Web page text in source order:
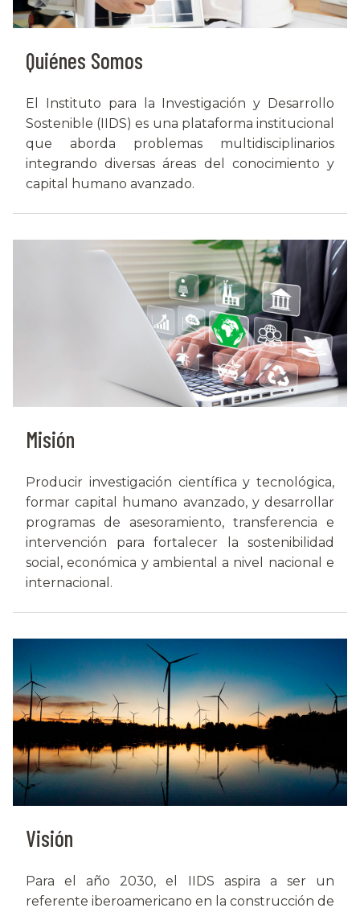
Quiénes Somos
El Instituto para la Investigación y Desarrollo
Sostenible (IIDS) es una plataforma institucional
que aborda problemas multidisciplinarios
integrando diversas áreas del conocimiento y
capital humano avanzado.
Misión
Producir investigación científica y tecnológica,
formar capital humano avanzado, y desarrollar
programas de asesoramiento, transferencia e
intervención para fortalecer la sostenibilidad
social, económica y ambiental a nivel nacional e
internacional.
Visión
Para el año 2030, el IIDS aspira a ser un
referente iberoamericano en la construcción de